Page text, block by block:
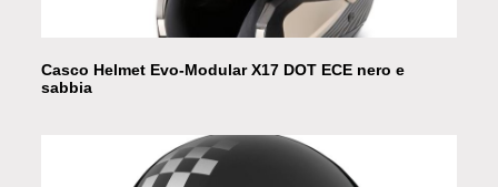
Casco Helmet Evo-Modular X17 DOT ECE nero e
sabbia